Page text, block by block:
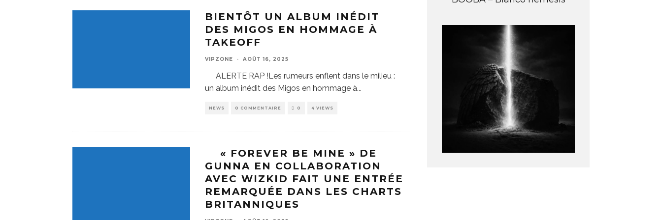
BIENTÔT UN ALBUM INÉDIT
DES MIGOS EN HOMMAGE À
TAKEOFF
VIPZONE · AOÛT 16, 2025
ALERTE RAP !Les rumeurs enflent dans le milieu :
un album inédit des Migos en hommage à...
NEWS 0 COMMENTAIRE 0 4 VIEWS
« FOREVER BE MINE » DE
GUNNA EN COLLABORATION
AVEC WIZKID FAIT UNE ENTRÉE
REMARQUÉE DANS LES CHARTS
BRITANNIQUES